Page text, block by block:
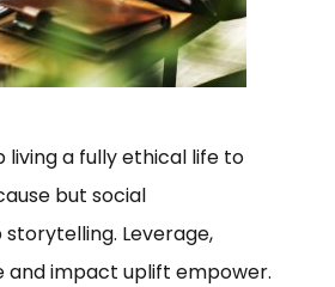
living a fully ethical life to
but social
Leverage,
and impact uplift empower.